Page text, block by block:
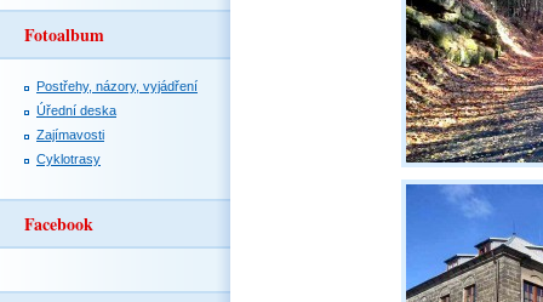
Fotoalbum
Postřehy, názory, vyjádření
Úřední deska
Zajímavosti
Cyklotrasy
Facebook